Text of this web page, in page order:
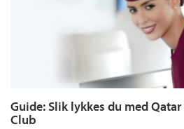
Guide: Slik lykkes du med
Club